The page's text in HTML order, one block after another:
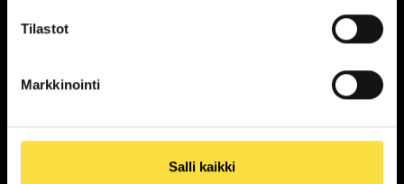
Tilastot
Markkinointi
Salli kaikki
Tilaa uutiskirje